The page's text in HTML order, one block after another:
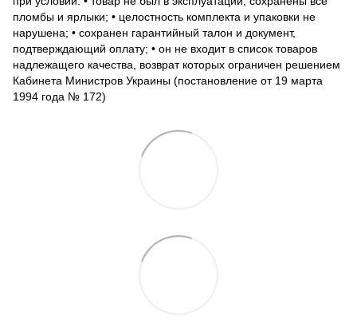
пломбы и ярлыки; • целостность комплекта и упаковки не
нарушена; • сохранен гарантийный талон и документ,
подтверждающий оплату; • он не входит в список товаров
надлежащего качества, возврат которых ограничен решением
Кабинета Министров Украины (постановление от 19 марта
1994 года № 172)